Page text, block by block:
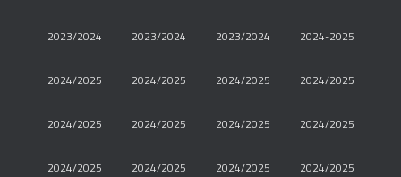
2023/2024 2023/2024 2023/2024 2024-2025
2024/2025 2024/2025 2024/2025 2024/2025
2024/2025 2024/2025 2024/2025 2024/2025
2024/2025 2024/2025 2024/2025 2024/2025